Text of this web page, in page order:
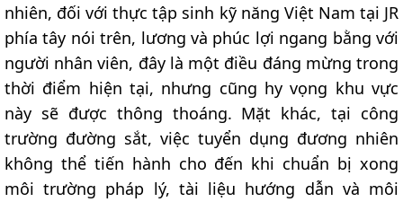
nhiên, đối với thực tập sinh kỹ năng Việt Nam tại JR
phía tây nói trên, lương và phúc lợi ngang bằng với
người nhân viên, đây là một điều đáng mừng trong
thời điểm hiện tại, nhưng cũng hy vọng khu vực
này sẽ được thông thoáng. Mặt khác, tại công
trường đường sắt, việc tuyển dụng đương nhiên
không thể tiến hành cho đến khi chuẩn bị xong
môi trường pháp lý, tài liệu hướng dẫn và môi